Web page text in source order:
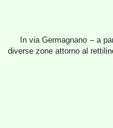
In via Germagnano – a
diverse zone attorno al